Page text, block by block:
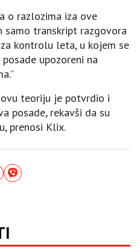
o razlozima iza ove
samo transkript razgovora
kontrolu leta, u kojem se
upozoreni na
teoriju je potvrdio i
posade, rekavši da su
prenosi Klix.